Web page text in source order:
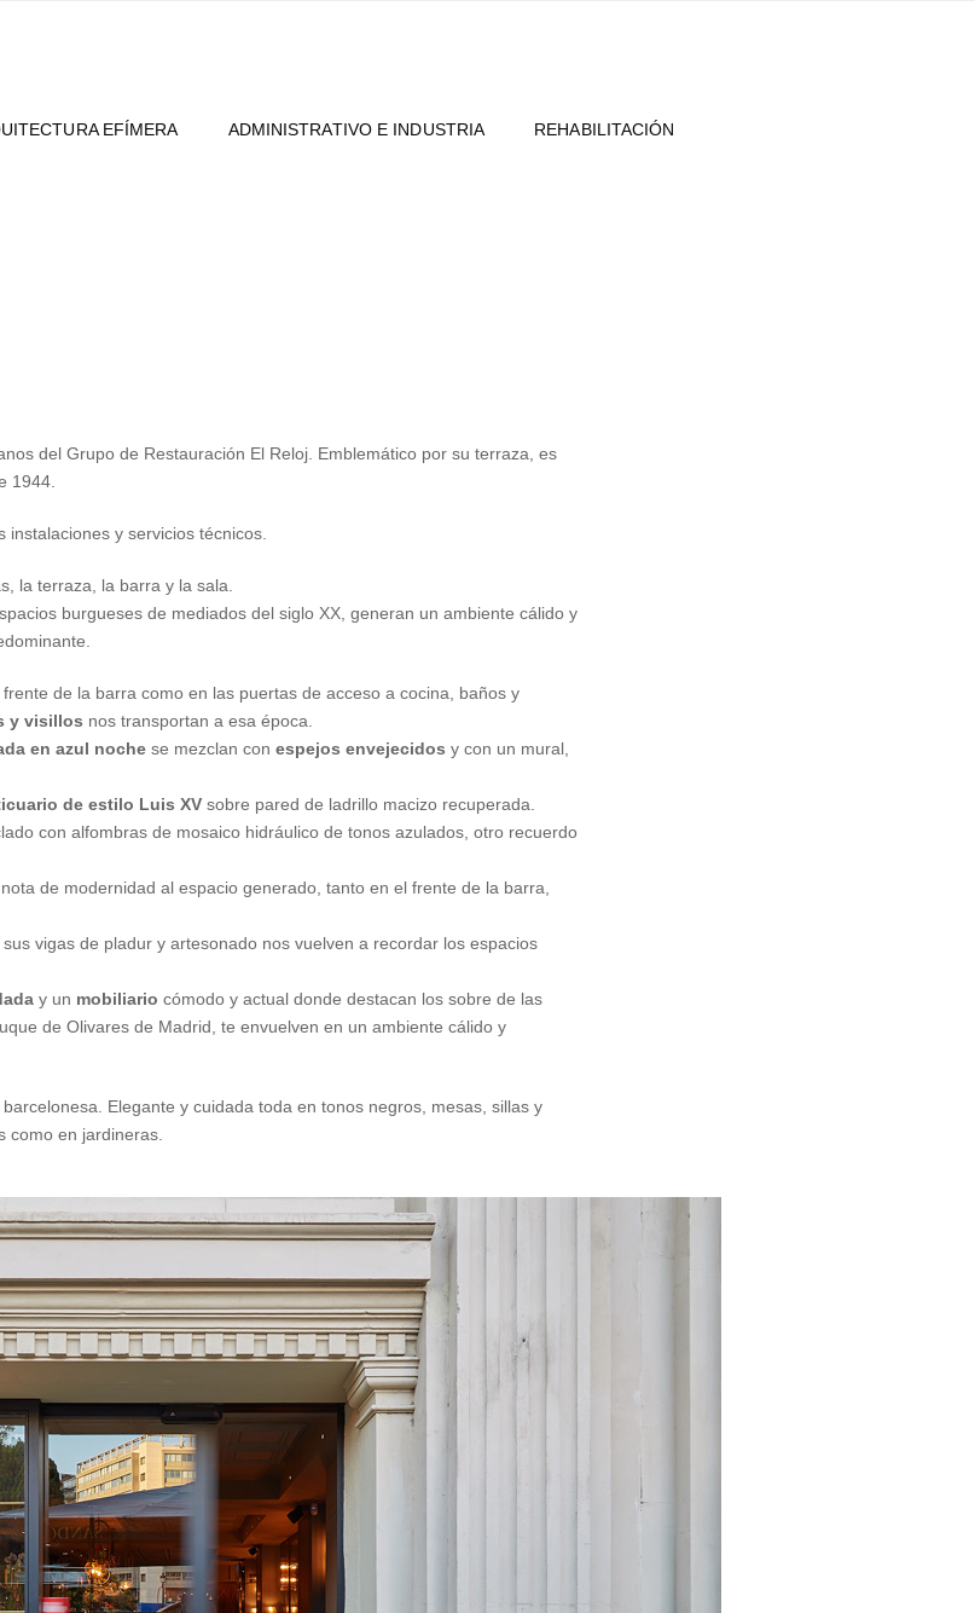
EFÍMERA ADMINISTRATIVO E INDUSTRIA REHABILITACIÓN
del Grupo de Restauración El Reloj. Emblemático por su terraza, es
1944.
y servicios técnicos.
la terraza, la barra y la sala.
burgueses de mediados del siglo XX, generan un ambiente cálido y
de la barra como en las puertas de acceso a cocina, baños y
y visillos nos transportan a esa época.
en azul noche se mezclan conespejos envejecidos y con un mural,
de estilo Luis XV sobre pared de ladrillo macizo recuperada.
con alfombras de mosaico hidráulico de tonos azulados, otro recuerdo
de modernidad al espacio generado, tanto en el frente de la barra,
vigas de pladur y artesonado nos vuelven a recordar los espacios
y un mobiliariocómodo y actual donde destacan los sobre de las
de Olivares de Madrid, te envuelven en un ambiente cálido y
Elegante y cuidada toda en tonos negros, mesas, sillas y
como en jardineras.